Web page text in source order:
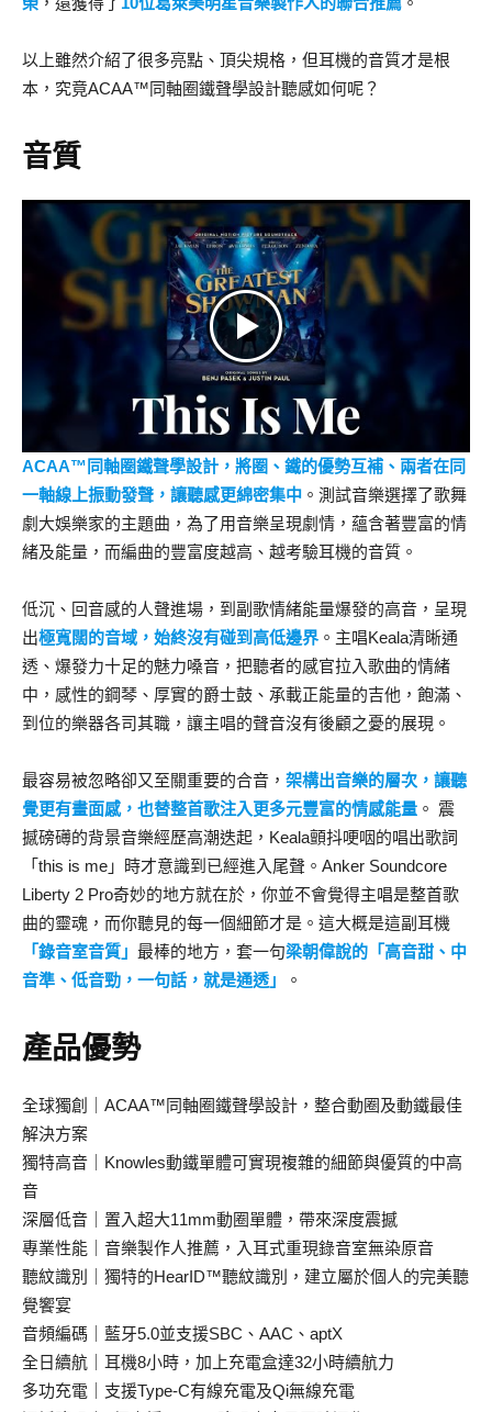
以上雖然介紹了很多亮點、頂尖規格，但耳機的音質才是根
本，究竟ACAA™同軸圈鐵聲學設計聽感如何呢？
音質
ACAA™同軸圈鐵聲學設計，將圈、鐵的優勢互補、兩者在同
一軸線上振動發聲，讓聽感更綿密集中 。測試音樂選擇了歌舞
劇大娛樂家的主題曲，為了用音樂呈現劇情，蘊含著豐富的情
緒及能量，而編曲的豐富度越高、越考驗耳機的音質。
低沉、回音感的人聲進場，到副歌情緒能量爆發的高音，呈現
出極寬闊的音域，始終沒有碰到高低邊界 。主唱Keala清晰通
透、爆發力十足的魅力嗓音，把聽者的感官拉入歌曲的情緒
中，感性的鋼琴、厚實的爵士鼓、承載正能量的吉他，飽滿、
到位的樂器各司其職，讓主唱的聲音沒有後顧之憂的展現。
最容易被忽略卻又至關重要的合音， 架構出音樂的層次，讓聽
覺更有畫面感，也替整首歌注入更多元豐富的情感能量 。 震
撼磅礡的背景音樂經歷高潮迭起，Keala顫抖哽咽的唱出歌詞
「this is me」時才意識到已經進入尾聲。Anker Soundcore
Liberty 2 Pro奇妙的地方就在於，你並不會覺得主唱是整首歌
曲的靈魂，而你聽見的每一個細節才是。這大概是這副耳機
「錄音室音質」 最棒的地方，套一句梁朝偉說的「高音甜、中
音準、低音勁，一句話，就是通透」
。
產品優勢
全球獨創｜ACAA™同軸圈鐵聲學設計，整合動圈及動鐵最佳
解決方案
獨特高音｜Knowles動鐵單體可實現複雜的細節與優質的中高
音
深層低音｜置入超大11mm動圈單體，帶來深度震撼
專業性能｜音樂製作人推薦，入耳式重現錄音室無染原音
聽紋識別｜獨特的HearID™聽紋識別，建立屬於個人的完美聽
覺饗宴
音頻編碼｜藍牙5.0並支援SBC、AAC、aptX
全日續航｜耳機8小時，加上充電盒達32小時續航力
多功充電｜支援Type-C有線充電及Qi無線充電